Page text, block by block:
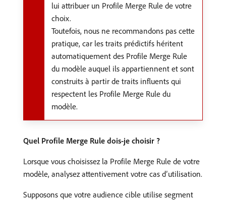
lui attribuer un Profile Merge Rule de votre
choix.
Toutefois, nous ne recommandons pas cette
pratique, car les traits prédictifs héritent
automatiquement des Profile Merge Rule
du modèle auquel ils appartiennent et sont
construits à partir de traits influents qui
respectent les Profile Merge Rule du
modèle.
Quel Profile Merge Rule dois-je choisir ?
Lorsque vous choisissez la Profile Merge Rule de votre
modèle, analysez attentivement votre cas d’utilisation.
Supposons que votre audience cible utilise segment